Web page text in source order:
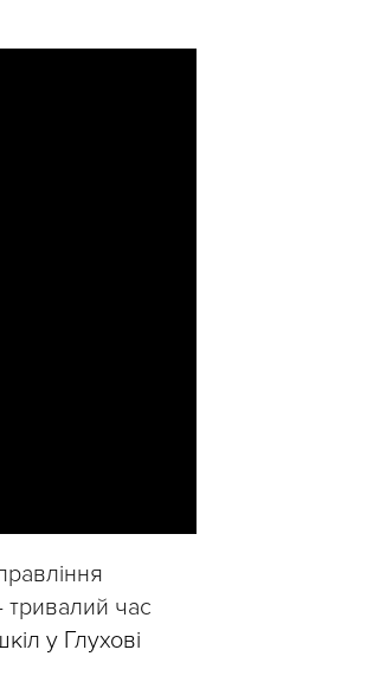
тривалий час
у Глухові